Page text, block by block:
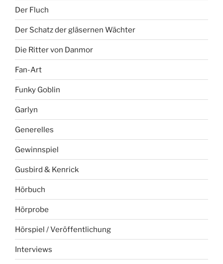
Der Fluch
Der Schatz der gläsernen Wächter
Die Ritter von Danmor
Fan-Art
Funky Goblin
Garlyn
Generelles
Gewinnspiel
Gusbird & Kenrick
Hörbuch
Hörprobe
Hörspiel / Veröffentlichung
Interviews